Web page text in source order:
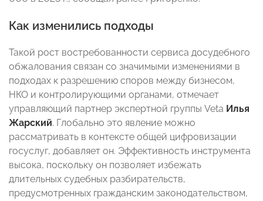
Как изменились подходы
Такой рост востребованности сервиса досудебного
обжалования связан со значимыми изменениями в
подходах к разрешению споров между бизнесом,
НКО и контролирующими органами, отмечает
управляющий партнер экспертной группы Veta Илья
Жарский. Глобально это явление можно
рассматривать в контексте общей цифровизации
госуслуг, добавляет он. Эффективность инструмента
высока, поскольку он позволяет избежать
длительных судебных разбирательств,
предусмотренных гражданским законодательством,